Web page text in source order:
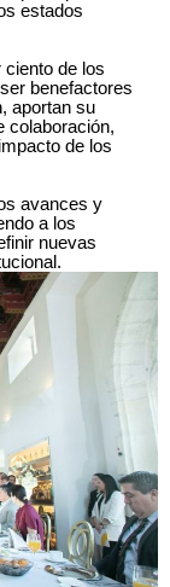
estados
ciento de los
benefactores
aportan su
colaboración,
de los
avances y
a los
nuevas